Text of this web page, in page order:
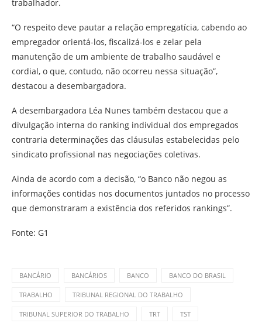
trabalhador.
“O respeito deve pautar a relação empregatícia, cabendo ao
empregador orientá-los, fiscalizá-los e zelar pela
manutenção de um ambiente de trabalho saudável e
cordial, o que, contudo, não ocorreu nessa situação”,
destacou a desembargadora.
A desembargadora Léa Nunes também destacou que a
divulgação interna do ranking individual dos empregados
contraria determinações das cláusulas estabelecidas pelo
sindicato profissional nas negociações coletivas.
Ainda de acordo com a decisão, “o Banco não negou as
informações contidas nos documentos juntados no processo
que demonstraram a existência dos referidos rankings”.
Fonte: G1
BANCÁRIO BANCÁRIOS BANCO BANCO DO BRASIL
TRABALHO TRIBUNAL REGIONAL DO TRABALHO
TRIBUNAL SUPERIOR DO TRABALHO TRT TST